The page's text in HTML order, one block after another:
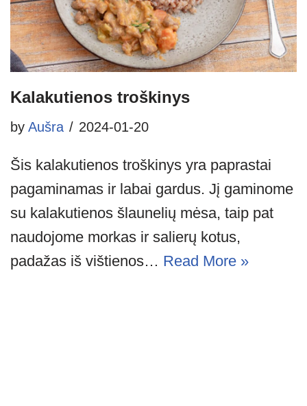
Kalakutienos troškinys
by Aušra 2024-01-20
Šis kalakutienos troškinys yra paprastai
pagaminamas ir labai gardus. Jį gaminome
su kalakutienos šlaunelių mėsa, taip pat
naudojome morkas ir salierų kotus,
padažas iš vištienos… Read More »